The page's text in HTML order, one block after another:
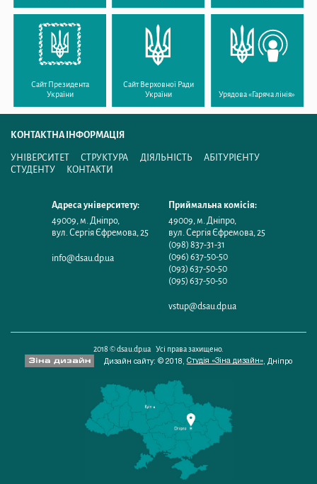
Сайт Президента
України
Сайт Верховної Ради
України
Урядова «Гаряча лінія»
КОНТАКТНА ІНФОРМАЦІЯ
УНІВЕРСИТЕТ СТРУКТУРА ДІЯЛЬНІСТЬ
АБІТУРІЄНТУ
СТУДЕНТУ
КОНТАКТИ
Адреса університету:
49009 м. Дніпро,
вул. Сергія Єфремова, 25
info@dsau.dp.ua
Приймальна комісія:
49009 м. Дніпро,
вул. Сергія Єфремова, 25
(098) 837-31-31
(096) 637-50-50
(093) 637-50-50
(095) 637-50-50
vstup@dsau.dp.ua
2018 © dsau.dp.ua Усі права захищено.
Дизайн сайту: © 2018, Студія «Зіна дизайн», Дніпро